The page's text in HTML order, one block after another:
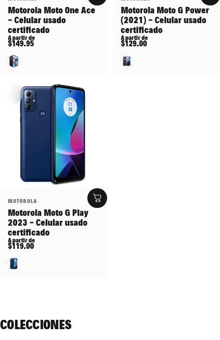
Motorola Moto One Ace
- Celular usado
certificado
A partir de
$149.95
Negro
Motorola Moto G Power
(2021) - Celular usado
certificado
A partir de
$129.00
Gris
Proveedor:
MOTOROLA
Motorola Moto G Play
2023 - Celular usado
certificado
A partir de
$119.00
Azul
COLECCIONES